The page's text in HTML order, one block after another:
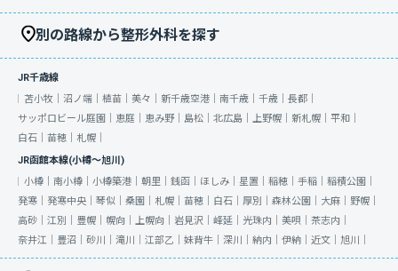
別の路線から整形外科を探す
JR千歳線
苫小牧｜ 沼ノ端｜ 植苗｜ 美々｜ 新千歳空港｜ 南千歳｜ 千歳｜ 長都｜
サッポロビール庭園｜ 恵庭｜ 恵み野｜ 島松｜ 北広島｜ 上野幌｜ 新札幌｜ 平和｜
白石｜ 苗穂｜ 札幌｜
JR函館本線(小樽～旭川)
小樽｜ 南小樽｜ 小樽築港｜ 朝里｜ 銭函｜ ほしみ｜ 星置｜ 稲穂｜ 手稲｜ 稲積公園｜
発寒｜ 発寒中央｜ 琴似｜ 桑園｜ 札幌｜ 苗穂｜ 白石｜ 厚別｜ 森林公園｜ 大麻｜ 野幌｜
高砂｜ 江別｜ 豊幌｜ 幌向｜ 上幌向｜ 岩見沢｜ 峰延｜ 光珠内｜ 美唄｜ 茶志内｜
奈井江｜ 豊沼｜ 砂川｜ 滝川｜ 江部乙｜ 妹背牛｜ 深川｜ 納内｜ 伊納｜ 近文｜ 旭川｜